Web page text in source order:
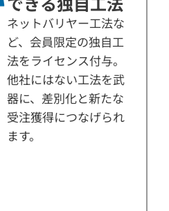
ネットバリヤー工法な
ど、会員限定の独自工
法をライセンス付与。
他社にはない工法を武
器に、差別化と新たな
受注獲得につなげられ
ます。